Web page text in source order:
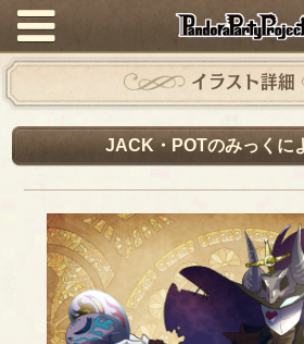
イラスト詳細
JACK・POTのみっくに